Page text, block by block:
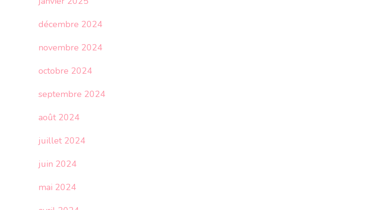
décembre 2024
novembre 2024
octobre 2024
septembre 2024
août 2024
juillet 2024
juin 2024
mai 2024